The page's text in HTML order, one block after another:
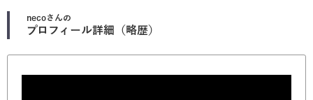
necoさんの
プロフィール詳細（略歴）